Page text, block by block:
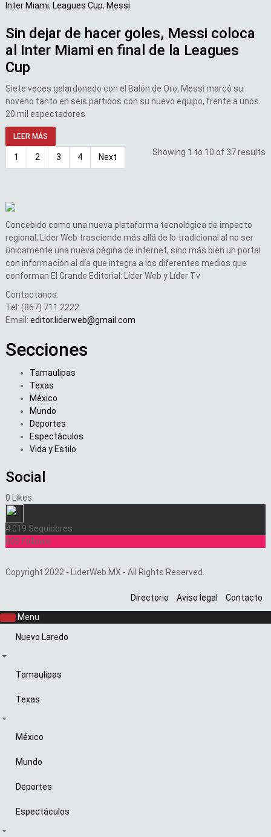
Inter Miami, Leagues Cup, Messi
Sin dejar de hacer goles, Messi coloca
al Inter Miami en final de la Leagues
Cup
Siete veces galardonado con el Balón de Oro, Messi marcó su
noveno tanto en seis partidos con su nuevo equipo, frente a unos
20 mil espectadores
LEER MÁS
1 2 3 4 Next Showing 1 to 10 of 37 results
Concebido como una nueva plataforma tecnológica de impacto
regional, Lider Web trasciende más allá de lo tradicional al no ser
únicamente una nueva página de internet, sino más bien un portal
con información al día que integra a los diferentes medios que
conforman El Grande Editorial: Líder Web y Líder Tv
Contactanos:
Tel: (867) 711 2222
Email: editor.liderweb@gmail.com
Secciones
Tamaulipas
Texas
México
Mundo
Deportes
Espectàculos
Vida y Estilo
Social
0 Likes
4.019 Seguidores
805 Follows
Copyright 2022 - LiderWeb.MX - All Rights Reserved.
Directorio Aviso legal
Contacto
Menu
Nuevo Laredo
Tamaulipas
Texas
México
Mundo
Deportes
Espectáculos